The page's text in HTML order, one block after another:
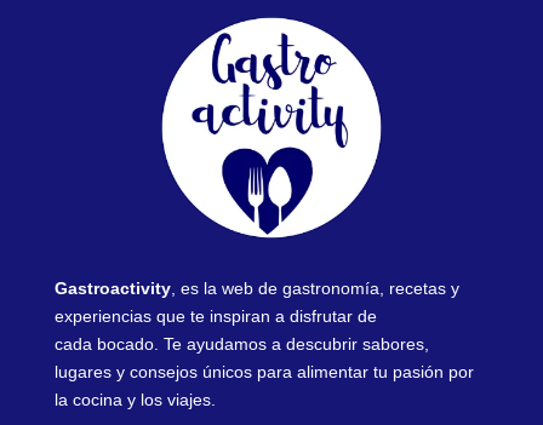
Gastroactivity, es la web de gastronomía, recetas y
experiencias que te inspiran a disfrutar de
cada bocado. Te ayudamos a descubrir sabores,
lugares y consejos únicos para alimentar tu pasión por
la cocina y los viajes.